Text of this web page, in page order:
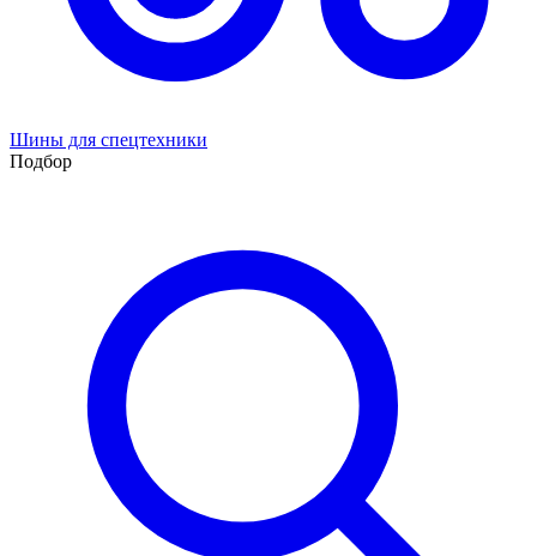
Шины для спецтехники
Подбор